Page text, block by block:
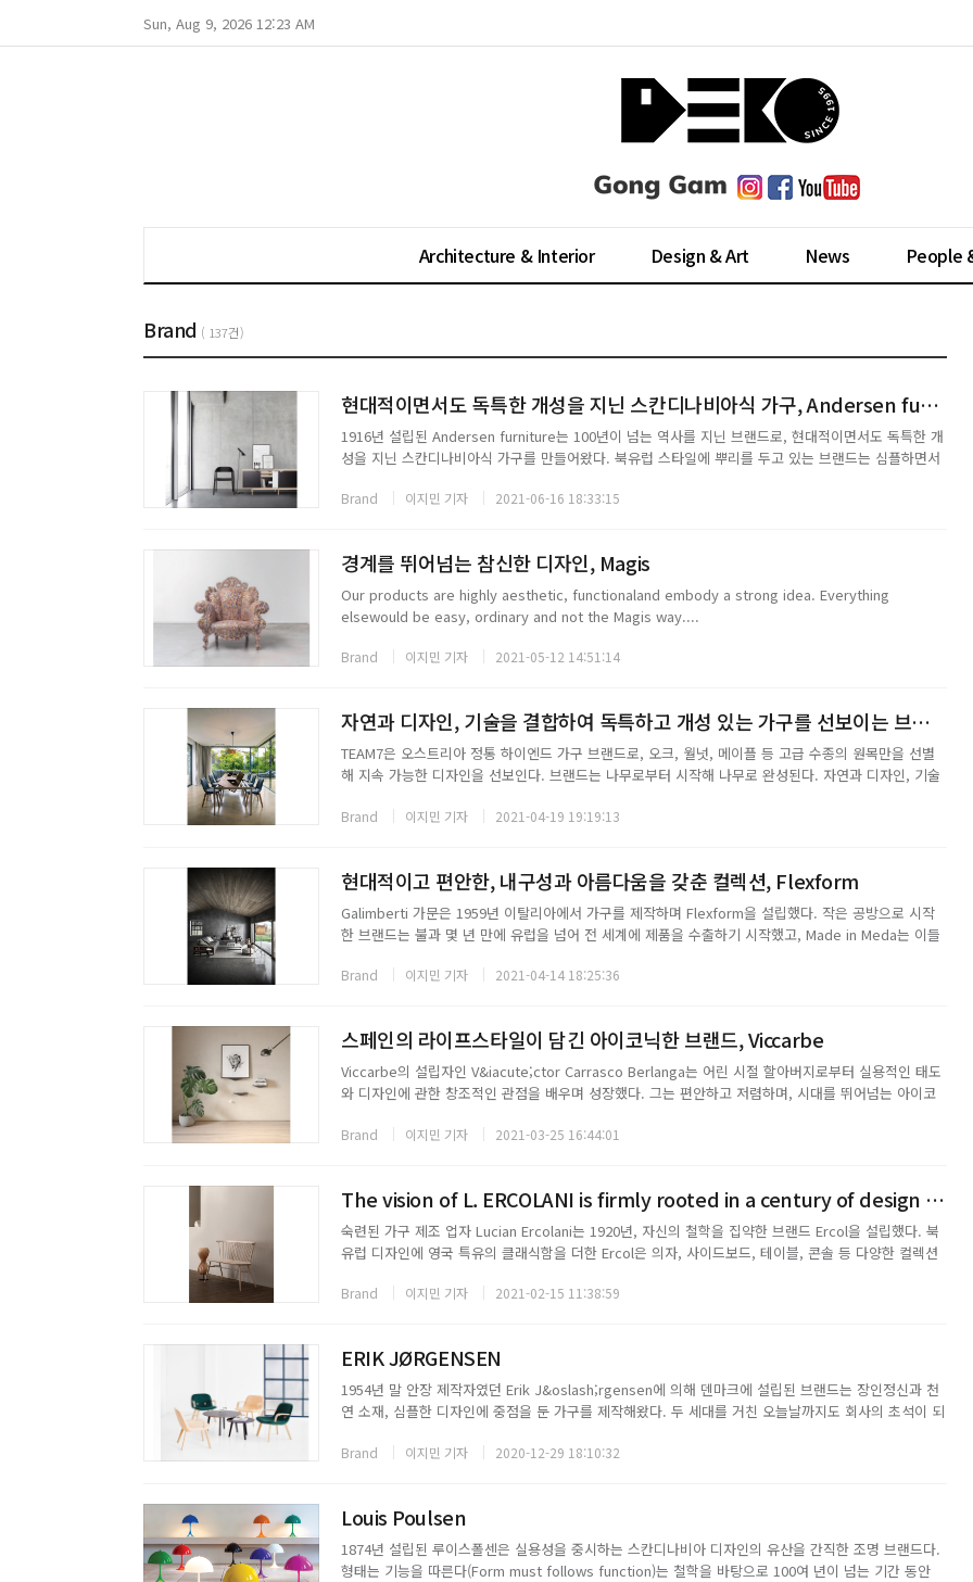
Sun, Aug 9, 2026 12:23 AM
Architecture & Interior Design & Art News People
Brand ( 137건)
현대적이면서도 독특한 개성을 지닌 스칸디나비아식 가구, Andersen furniture
1916년 설립된 Andersen furniture는 100년이 넘는 역사를 지닌 브랜드로, 현대적이면서도 독특한 개
성을 지닌 스칸디나비아식 가구를 만들어왔다. 북유럽 스타일에 뿌리를 두고 있는 브랜드는 심플하면서
furniture는 호기심, 혁신, 재능을 바...
Brand 이지민 기자 2021-06-16 18:33:15
경계를 뛰어넘는 참신한 디자인, Magis
Our products are highly aesthetic, functionaland embody a strong idea. Everything
elsewould be easy, ordinary and not the Magis way....
Brand 이지민 기자 2021-05-12 14:51:14
자연과 디자인, 기술을 결합하여 독특하고 개성 있는 가구를 선보이는 브랜드, TEAM7
TEAM7은 오스트리아 정통 하이엔드 가구 브랜드로, 오크, 월넛, 메이플 등 고급 수종의 원목만을 선별
해 지속 가능한 디자인을 선보인다. 브랜드는 나무로부터 시작해 나무로 완성된다. 자연과 디자인, 기술
을 개선하기 위해 늘 노력하고 있다. 이들은 세계 시장...
Brand 이지민 기자 2021-04-19 19:19:13
현대적이고 편안한, 내구성과 아름다움을 갖춘 컬렉션, Flexform
Galimberti 가문은 1959년 이탈리아에서 가구를 제작하며 Flexform을 설립했다. 작은 공방으로 시작
한 브랜드는 불과 몇 년 만에 유럽을 넘어 전 세계에 제품을 수출하기 시작했고, Made in Meda는 이들
Collection을 선보이며, 뛰...
Brand 이지민 기자 2021-04-14 18:25:36
스페인의 라이프스타일이 담긴 아이코닉한 브랜드, Viccarbe
Viccarbe의 설립자인 V&iacute;ctor Carrasco Berlanga는 어린 시절 할아버지로부터 실용적인 태도
와 디자인에 관한 창조적인 관점을 배우며 성장했다. 그는 편안하고 저렴하며, 시대를 뛰어넘는 아이코
본사는 1년에 300일 이상...
Brand 이지민 기자 2021-03-25 16:44:01
The vision of L. ERCOLANI is firmly rooted in a century of design tradition
숙련된 가구 제조 업자 Lucian Ercolani는 1920년, 자신의 철학을 집약한 브랜드 Ercol을 설립했다. 북
유럽 디자인에 영국 특유의 클래식함을 더한 Ercol은 의자, 사이드보드, 테이블, 콘솔 등 다양한 컬렉션
가구를 디자인하며 생산하는 ...
Brand 이지민 기자 2021-02-15 11:38:59
ERIK JØRGENSEN
1954년 말 안장 제작자였던 Erik J&oslash;rgensen에 의해 덴마크에 설립된 브랜드는 장인정신과 천
연 소재, 심플한 디자인에 중점을 둔 가구를 제작해왔다. 두 세대를 거친 오늘날까지도 회사의 초석이 되
Brand 이지민 기자 2020-12-29 18:10:32
Louis Poulsen
1874년 설립된 루이스폴센은 실용성을 중시하는 스칸디나비아 디자인의 유산을 간직한 조명 브랜드다.
형태는 기능을 따른다(Form must follows function)는 철학을 바탕으로 100여 년이 넘는 기간 동안